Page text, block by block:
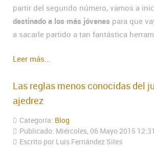
partir del segundo número, vamos a
destinado a los más jóvenes para que
a sacarle partido a tan fantástica
Leer más...
Las reglas menos conocidas del
ajedrez
Categoría: Blog
Publicado: Miércoles, 06 Mayo 2015 12:31
Escrito por Luís Fernández Siles